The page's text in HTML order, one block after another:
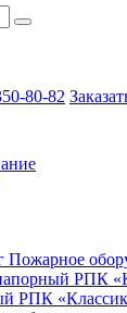
80-82
Пожарное
РПК
РПК